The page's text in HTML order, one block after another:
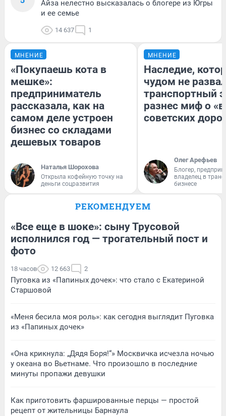
Айза нелестно высказалась о блогере из Югры
и ее семье
14 637 1
МНЕНИЕ
«Покупаешь кота в
мешке»:
предприниматель
рассказала, как на
самом деле устроен
бизнес со складами
дешевых товаров
Наталья Шорохова
Открыла кофейную точку на
деньги соцразвития
МНЕНИЕ
Наследие,
чудом не
транспортный
разнес миф о
советских
Олег Арефьев
Блогер,
владелец в
бизнесе
РЕКОМЕНДУЕМ
«Все еще в шоке»: сыну Трусовой
исполнился год — трогательный пост и
фото
18 часов 12 663 2
Пуговка из «Папиных дочек»: что стало с Екатериной
Старшовой
«Меня бесила моя роль»: как сегодня выглядит Пуговка
из «Папиных дочек»
«Она крикнула: „Дядя Боря!“» Москвичка исчезла ночью
у океана во Вьетнаме. Что произошло в последние
минуты пропажи девушки
Как приготовить фаршированные перцы — простой
рецепт от жительницы Барнаула